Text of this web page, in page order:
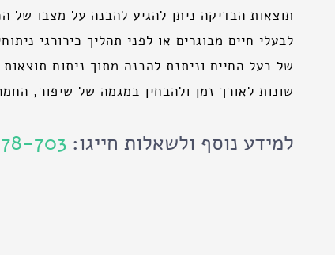
תוצאות הבדיקה ניתן להגיע להבנה על מצבו של
לבעלי חיים מבוגרים או לפני תהליך כירורגי
של בעל החיים וניתנת להבנה מתוך ניתוח
שונות לאורך זמן ולהבחין במגמה של שיפור,
למידע נוסף ולשאלות חייגו: 703